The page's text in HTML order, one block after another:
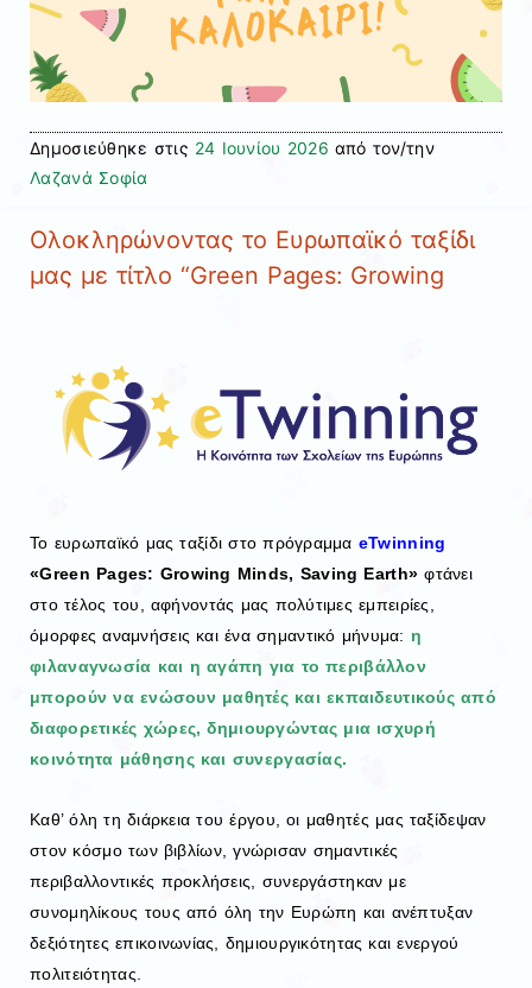
Δημοσιεύθηκε στις 24 Ιουνίου 2026 από τον/την
Λαζανά Σοφία
Ολοκληρώνοντας το Ευρωπαϊκό ταξίδι
μας με τίτλο “Green Pages: Growing
Το ευρωπαϊκό μας ταξίδι στο πρόγραμμα eTwinning
«Green Pages: Growing Minds, Saving Earth» φτάνει
στο τέλος του, αφήνοντάς μας πολύτιμες εμπειρίες,
όμορφες αναμνήσεις και ένα σημαντικό μήνυμα: η
φιλαναγνωσία και η αγάπη για το περιβάλλον
μπορούν να ενώσουν μαθητές και εκπαιδευτικούς από
διαφορετικές χώρες, δημιουργώντας μια ισχυρή
κοινότητα μάθησης και συνεργασίας.
Καθ’ όλη τη διάρκεια του έργου, οι μαθητές μας ταξίδεψαν
στον κόσμο των βιβλίων, γνώρισαν σημαντικές
περιβαλλοντικές προκλήσεις, συνεργάστηκαν με
συνομηλίκους τους από όλη την Ευρώπη και ανέπτυξαν
δεξιότητες επικοινωνίας, δημιουργικότητας και ενεργού
πολιτειότητας.